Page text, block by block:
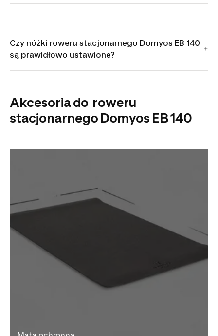
Czy nóżki roweru stacjonarnego Domyos EB 140
są prawidłowo ustawione?
Akcesoria do roweru
stacjonarnego Domyos EB 140